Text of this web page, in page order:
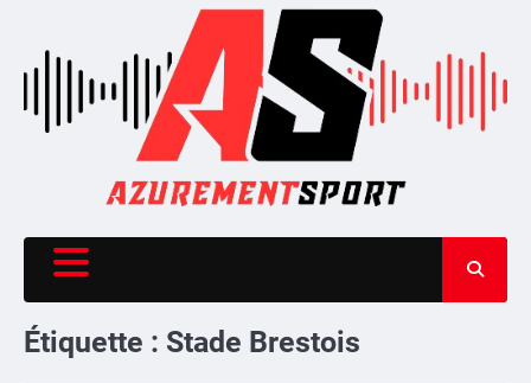
content
Étiquette : Stade Brestois